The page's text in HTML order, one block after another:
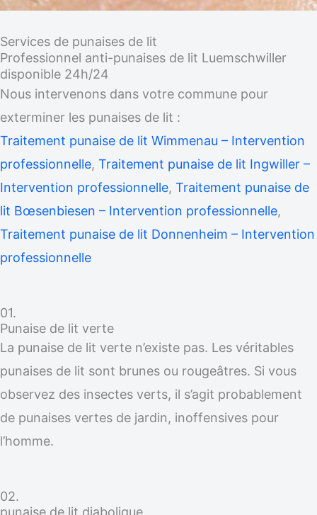
Services de punaises de lit
Professionnel anti-punaises de lit Luemschwiller
disponible 24h/24
Nous intervenons dans votre commune pour
exterminer les punaises de lit :
Traitement punaise de lit Wimmenau – Intervention
professionnelle, Traitement punaise de lit Ingwiller –
Intervention professionnelle, Traitement punaise de
lit Bœsenbiesen – Intervention professionnelle,
Traitement punaise de lit Donnenheim – Intervention
professionnelle
01.
Punaise de lit verte
La punaise de lit verte n’existe pas. Les véritables
punaises de lit sont brunes ou rougeâtres. Si vous
observez des insectes verts, il s’agit probablement
de punaises vertes de jardin, inoffensives pour
l’homme.
02.
punaise de lit diabolique